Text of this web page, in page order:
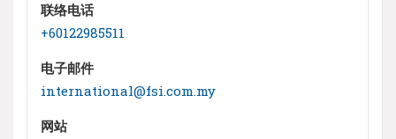
联络电话
+60122985511
电子邮件
international@fsi.com.my
网站